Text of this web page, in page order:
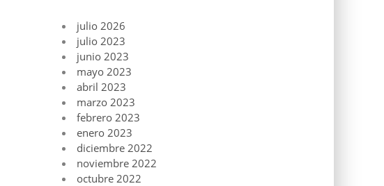
julio 2026
julio 2023
junio 2023
mayo 2023
abril 2023
marzo 2023
febrero 2023
enero 2023
diciembre 2022
noviembre 2022
octubre 2022